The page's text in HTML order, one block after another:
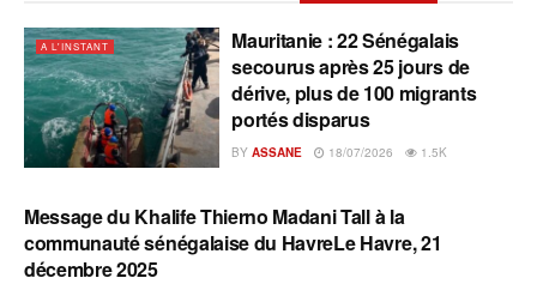
A L'INSTANT
Mauritanie : 22 Sénégalais
secourus après 25 jours de
dérive, plus de 100 migrants
portés disparus
BY ASSANE 18/07/2026 1.5K
A L'INSTANT
Message du Khalife Thierno Madani Tall à la
communauté sénégalaise du HavreLe Havre, 21
décembre 2025